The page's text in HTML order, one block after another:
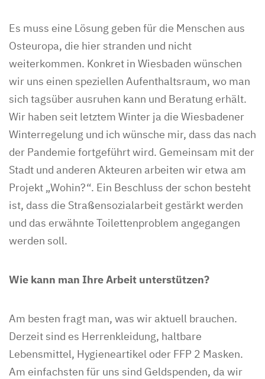
Es muss eine Lösung geben für die Menschen aus
Osteuropa, die hier stranden und nicht
weiterkommen. Konkret in Wiesbaden wünschen
wir uns einen speziellen Aufenthaltsraum, wo man
sich tagsüber ausruhen kann und Beratung erhält.
Wir haben seit letztem Winter ja die Wiesbadener
Winterregelung und ich wünsche mir, dass das nach
der Pandemie fortgeführt wird. Gemeinsam mit der
Stadt und anderen Akteuren arbeiten wir etwa am
Projekt „Wohin?“. Ein Beschluss der schon besteht
ist, dass die Straßensozialarbeit gestärkt werden
und das erwähnte Toilettenproblem angegangen
werden soll.
Wie kann man Ihre Arbeit unterstützen?
Am besten fragt man, was wir aktuell brauchen.
Derzeit sind es Herrenkleidung, haltbare
Lebensmittel, Hygieneartikel oder FFP 2 Masken.
Am einfachsten für uns sind Geldspenden, da wir